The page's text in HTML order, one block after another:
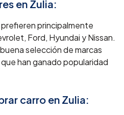
en Zulia:
principalmente
Ford, Hyundai y Nissan.
selección de marcas
han ganado popularidad
carro en Zulia: